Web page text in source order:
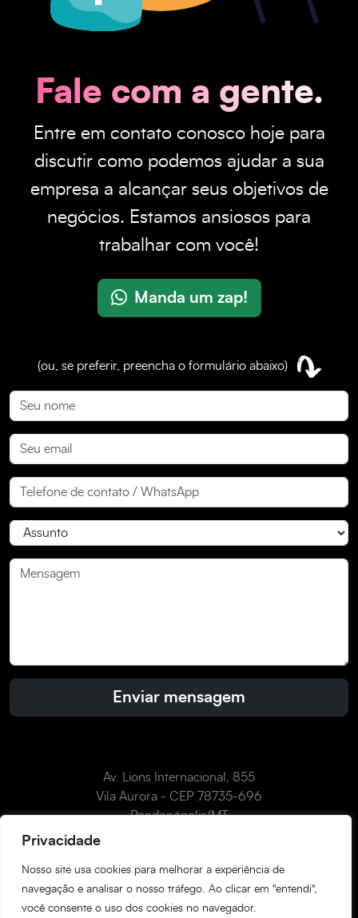
Privacidade
Nosso site usa cookies para melhorar a experiência de
navegação e analisar o nosso tráfego. Ao clicar em "entendi",
você consente o uso dos cookies no navegador.
Fale com a gente.
Entre em contato conosco hoje para
discutir como podemos ajudar a sua
empresa a alcançar seus objetivos de
negócios. Estamos ansiosos para
trabalhar com você!
Manda um zap!
(ou, se preferir, preencha o formulário abaixo)
Av. Lions Internacional, 855
Vila Aurora - CEP 78735-696
Rondonópolis/MT
Instagram
Facebook
WhatsApp
LinkedIn
YouTube